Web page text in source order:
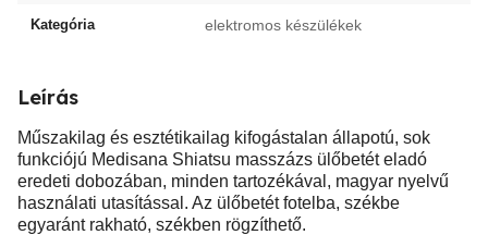
Kategória elektromos készülékek
Leírás
Műszakilag és esztétikailag kifogástalan állapotú, sok
funkciójú Medisana Shiatsu masszázs ülőbetét eladó
eredeti dobozában, minden tartozékával, magyar nyelvű
használati utasítással. Az ülőbetét fotelba, székbe
egyaránt rakható, székben rögzíthető.